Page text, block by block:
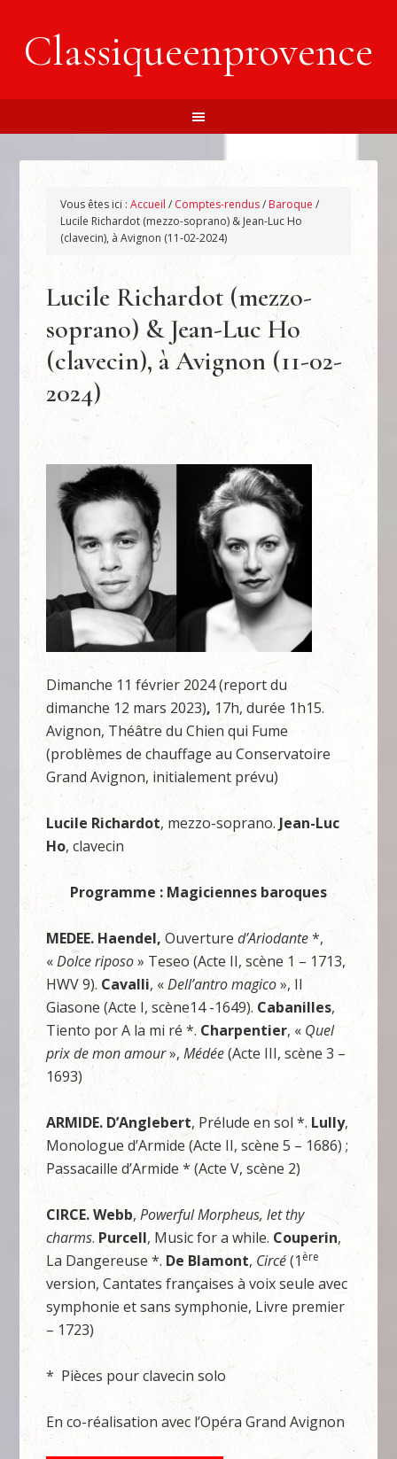
Classiqueenprovence
Vous êtes ici :Accueil / Comptes-rendus/ Baroque /
Lucile Richardot (mezzo-soprano) & Jean-Luc Ho
(clavecin), à Avignon (11-02-2024)
Lucile Richardot (mezzo-
soprano) & Jean-Luc Ho
(clavecin), à Avignon (11-02-
2024)
Dimanche 11 février 2024 (report du
dimanche 12 mars 2023), 17h, durée 1h15.
Avignon, Théâtre du Chien qui Fume
(problèmes de chauffage au Conservatoire
Grand Avignon, initialement prévu)
Lucile Richardot, mezzo-soprano. Jean-Luc
Ho, clavecin
Programme : Magiciennes baroques
MEDEE. Haendel,Ouvertured’Ariodante*,
«Dolce riposo» Teseo (Acte II, scène 1 – 1713,
HWV 9). Cavalli, «Dell’antro magico», Il
Giasone (Acte I, scène14 -1649). Cabanilles,
Tiento por A la mi ré *. Charpentier, « Quel
prix de mon amour»,Médée(Acte III, scène 3 –
1693)
ARMIDE. D’Anglebert, Prélude en sol *. Lully,
Monologue d’Armide (Acte II, scène 5 – 1686) ;
Passacaille d’Armide * (Acte V, scène 2)
CIRCE.Webb,Powerful Morpheus, let thy
charms. Purcell, Music for a while. Couperin,
La Dangereuse *. De Blamont, Circé(1 ère
version, Cantates françaises à voix seule avec
symphonie et sans symphonie, Livre premier
– 1723)
* Pièces pour clavecin solo
En co-réalisation avec l’Opéra Grand Avignon